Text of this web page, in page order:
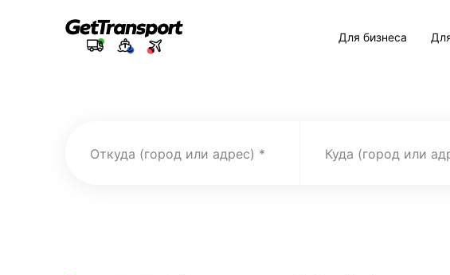
Для бизнеса
Откуда (город или адрес) Куда (город или